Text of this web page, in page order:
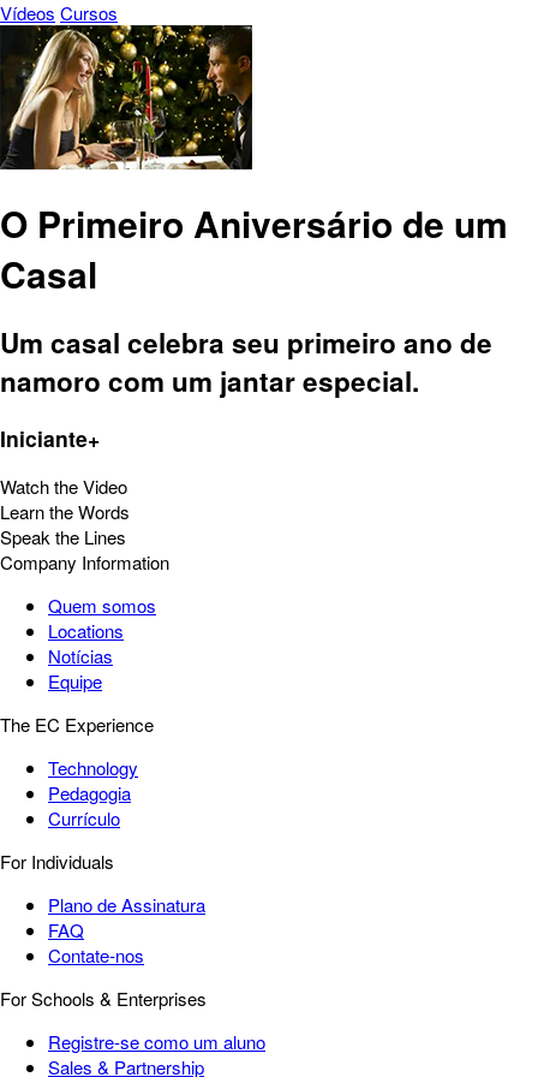
Vídeos Cursos
O Primeiro Aniversário de um
Casal
Um casal celebra seu primeiro ano de
namoro com um jantar especial.
Iniciante+
Watch the Video
Learn the Words
Speak the Lines
Company Information
Quem somos
Locations
Notícias
Equipe
The EC Experience
Technology
Pedagogia
Currículo
For Individuals
Plano de Assinatura
FAQ
Contate-nos
For Schools & Enterprises
Registre-se como um aluno
Sales & Partnership